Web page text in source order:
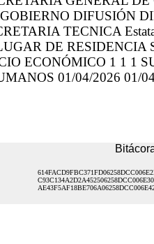
DIFUSIÓN
TECNICA
DE
ECONÓMICO 1 1 1
01/04/2026 01/